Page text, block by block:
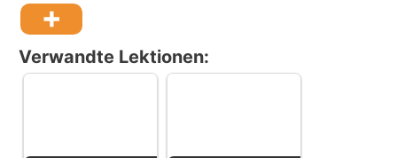
Verwandte Lektionen: